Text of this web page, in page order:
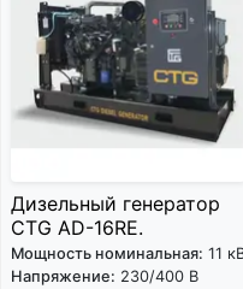
Дизельный генератор
CTG AD-16RE.
Мощность номинальная: 11
Напряжение: 230/400 В